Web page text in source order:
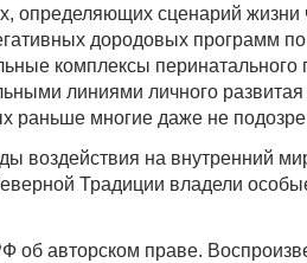
определяющих сценарий жизни
дородовых программ
комплексы перинатального
линиями личного
раньше многие даже не
воздействия на внутренний
Традиции владели
об авторском праве.